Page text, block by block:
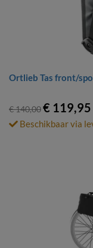
Ortlieb Tas front/
€ 140,00€ 119,95
Beschikbaar via